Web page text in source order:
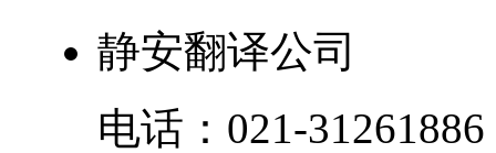
静安翻译公司
电话： 021-31261886